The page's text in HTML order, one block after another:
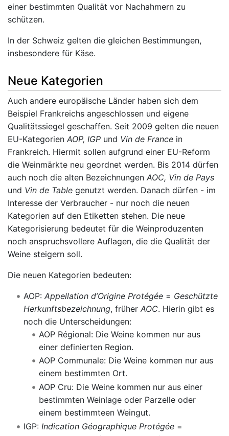
einer bestimmten Qualität vor Nachahmern zu
schützen.
In der Schweiz gelten die gleichen Bestimmungen,
insbesondere für Käse.
Neue Kategorien
Auch andere europäische Länder haben sich dem
Beispiel Frankreichs angeschlossen und eigene
Qualitätssiegel geschaffen. Seit 2009 gelten die neuen
EU-Kategorien AOP, IGP und Vin de France in
Frankreich. Hiermit sollen aufgrund einer EU-Reform
die Weinmärkte neu geordnet werden. Bis 2014 dürfen
auch noch die alten Bezeichnungen AOC, Vin de Pays
und Vin de Table genutzt werden. Danach dürfen - im
Interesse der Verbraucher - nur noch die neuen
Kategorien auf den Etiketten stehen. Die neue
Kategorisierung bedeutet für die Weinproduzenten
noch anspruchsvollere Auflagen, die die Qualität der
Weine steigern soll.
Die neuen Kategorien bedeuten:
AOP: Appellation d’Origine Protégée= Geschützte
Herkunftsbezeichnung, früher AOC. Hierin gibt es
noch die Unterscheidungen:
AOP Régional: Die Weine kommen nur aus
einer definierten Region.
AOP Communale: Die Weine kommen nur aus
einem bestimmten Ort.
AOP Cru: Die Weine kommen nur aus einer
bestimmten Weinlage oder Parzelle oder
einem bestimmteen Weingut.
IGP: Indication Géographique Protégée=